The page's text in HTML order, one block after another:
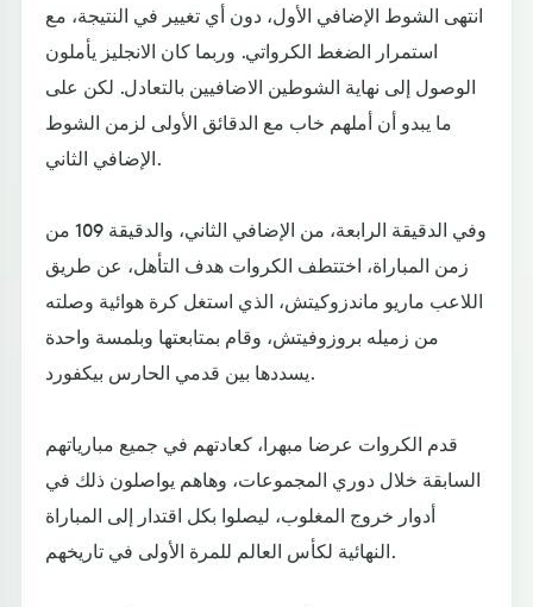
انتهى الشوط الإضافي الأول، دون أي تغيير في النتيجة، مع
استمرار الضغط الكرواتي. وربما كان الانجليز يأملون
الوصول إلى نهاية الشوطين الاضافيين بالتعادل. لكن على
ما يبدو أن أملهم خاب مع الدقائق الأولى لزمن الشوط
الإضافي الثاني.
وفي الدقيقة الرابعة، من الإضافي الثاني، والدقيقة 109 من
زمن المباراة، اختتطف الكروات هدف التأهل، عن طريق
اللاعب ماريو ماندزوكيتش، الذي استغل كرة هوائية وصلته
من زميله بروزوفيتش، وقام بمتابعتها وبلمسة واحدة
يسددها بين قدمي الحارس بيكفورد.
قدم الكروات عرضا مبهرا، كعادتهم في جميع مبارياتهم
السابقة خلال دوري المجموعات، وهاهم يواصلون ذلك في
أدوار خروج المغلوب، ليصلوا بكل اقتدار إلى المباراة
النهائية لكأس العالم للمرة الأولى في تاريخهم.